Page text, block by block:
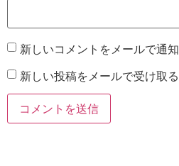
新しいコメントをメールで通知
新しい投稿をメールで受け取る